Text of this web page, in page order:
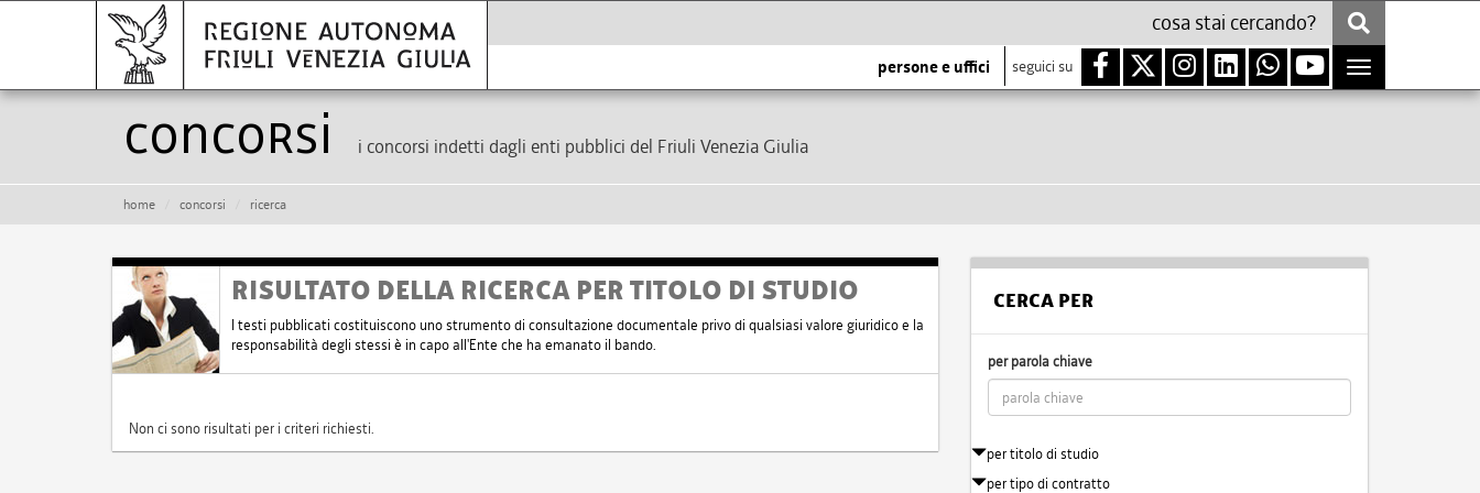
persone e uffici seguici su
Toggle
navigation
Concorsi i concorsi indetti dagli enti pubblici del Friuli Venezia Giulia
home concorsi ricerca
RISULTATO DELLA RICERCA PER TITOLO DI STUDIO
I testi pubblicati costituiscono uno strumento di consultazione documentale privo di qualsiasi valore giuridico e la
responsabilità degli stessi è in capo all'Ente che ha emanato il bando.
Non ci sono risultati per i criteri richiesti.
CERCA PER
per parola chiave
per titolo di studio
per tipo di contratto